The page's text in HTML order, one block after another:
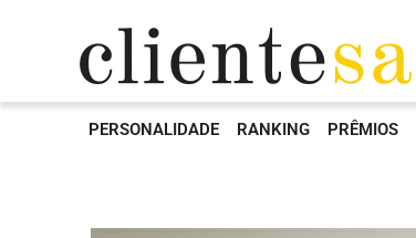
PERSONALIDADE RANKING PRÊMIOS